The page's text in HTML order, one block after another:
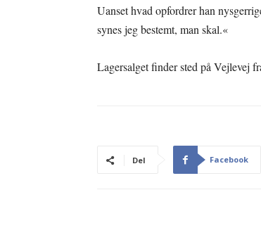
Uanset hvad opfordrer han
synes jeg bestemt, man skal.«
Lagersalget finder sted på Vejlevej
Del Facebook